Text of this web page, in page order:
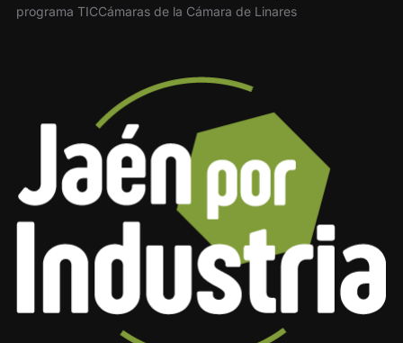
programa TICCámaras de la Cámara de Linares